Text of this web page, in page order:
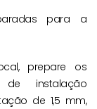
para a
prepare os
de instalação
de 1,5 mm,